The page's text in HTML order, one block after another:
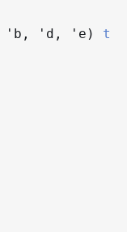
'b , 'd , 'e ) t